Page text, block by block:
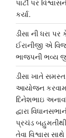
કર્યા.
ડીસા ની ધરા
ઈરાનીજી એ
ભાજપની ભવ્ય
ડીસા ખાતે
આયોજન
દિનેશભાઇ
દ્વારા
પ્રચંડ બહુમતીથી
તેવા વિશ્વાસ